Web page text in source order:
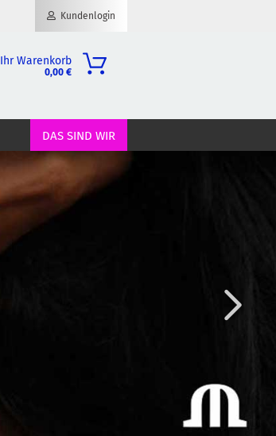
Kundenlogin
Ihr Warenkorb
0,00 €
DAS SIND WIR